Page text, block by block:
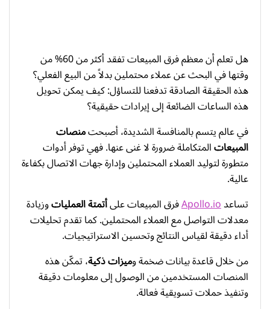
هل تعلم أن معظم فرق المبيعات تفقد أكثر من 60% من
وقتها في البحث عن عملاء محتملين بدلاً من البيع الفعلي؟
هذه الحقيقة الصادقة تدفعنا للتساؤل: كيف يمكن تحويل
هذه الساعات الضائعة إلى إيرادات حقيقية؟
في عالم يتسم بالمنافسة الشديدة، أصبحتمنصات
المبيعاتالمتكاملة ضرورة لا غنى عنها. فهي توفر أدوات
متطورة لتوليد العملاء المحتملين وإدارة جهات الاتصال بكفاءة
عالية.
تساعدApollo.ioفرق المبيعات علىأتمتة العملياتوزيادة
معدلات التواصل مع العملاء المحتملين. كما تقدم تحليلات
أداء دقيقة لقياس النتائج وتحسين الاستراتيجيات.
من خلال قاعدة بيانات ضخمة وميزات ذكية، تمكّن هذه
المنصات المستخدمين من الوصول إلى معلومات دقيقة
وتنفيذ حملات تسويقية فعالة.